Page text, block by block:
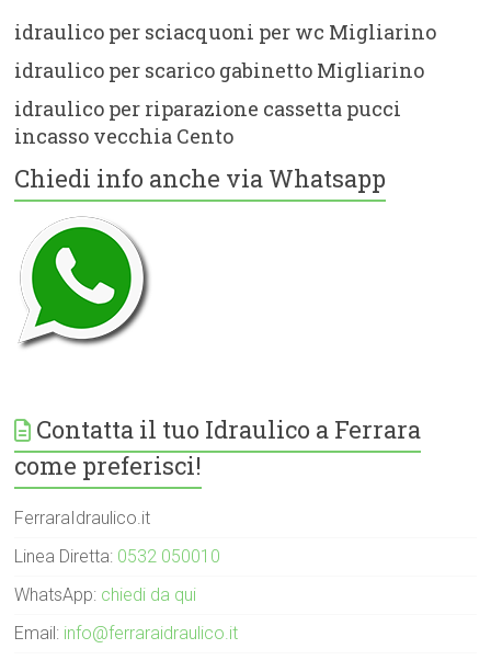
idraulico per sciacquoni per wc Migliarino
idraulico per scarico gabinetto Migliarino
idraulico per riparazione cassetta pucci
incasso vecchia Cento
Chiedi info anche via Whatsapp
Contatta il tuo Idraulico a Ferrara
come preferisci!
FerraraIdraulico.it
Linea Diretta: 0532 050010
WhatsApp: chiedi da qui
Email: info@ferraraidraulico.it